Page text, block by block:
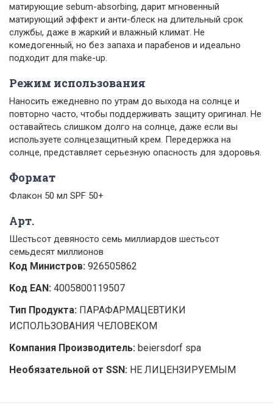
матирующие sebum-absorbing, дарит мгновенный
матирующий эффект и анти-блеск на длительный срок
службы, даже в жаркий и влажный климат. Не
комедогенный, но без запаха и парабенов и идеально
подходит для make-up.
Режим использования
Наносить ежедневно по утрам до выхода на солнце и
повторно часто, чтобы поддерживать защиту оригинал. Не
оставайтесь слишком долго на солнце, даже если вы
используете солнцезащитный крем. Передержка на
солнце, представляет серьезную опасность для здоровья.
Формат
Флакон 50 мл SPF 50+
Арт.
Шестьсот девяносто семь миллиардов шестьсот
семьдесят миллионов
Код Министров: 926505862
Код EAN: 4005800119507
Тип Продукта: ПАРАФАРМАЦЕВТИКИ
ИСПОЛЬЗОВАНИЯ ЧЕЛОВЕКОМ
Компания Производитель: beiersdorf spa
Необязательной от SSN: НЕ ЛИЦЕНЗИРУЕМЫМ